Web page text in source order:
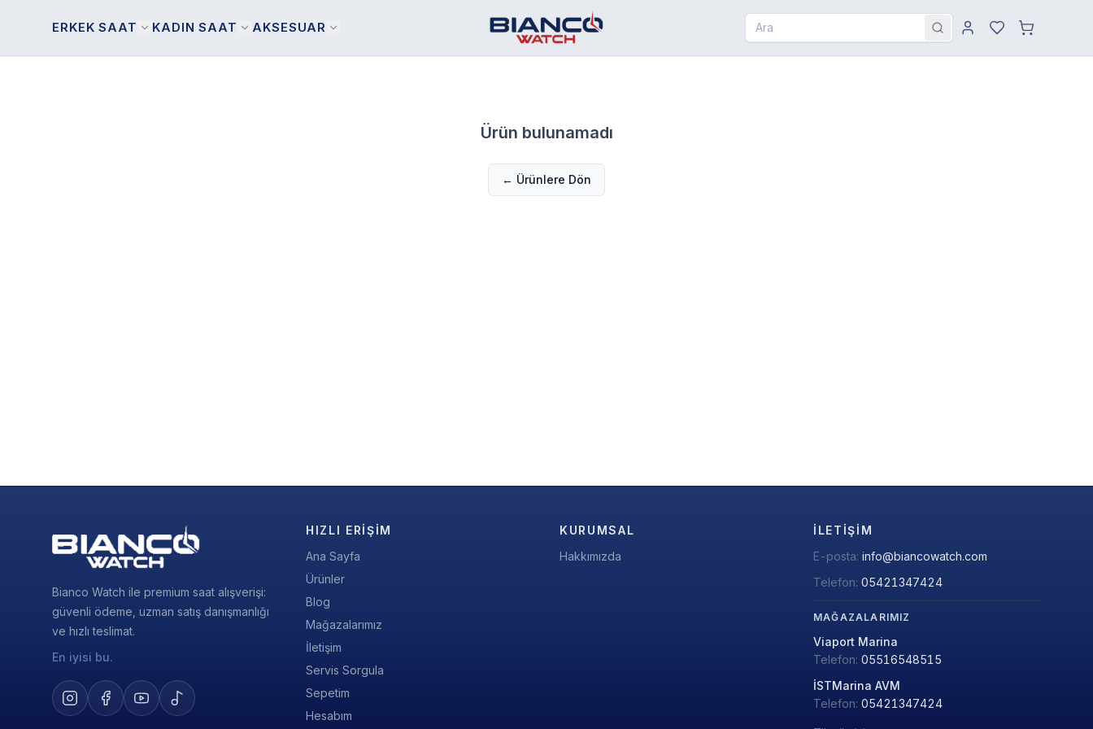
ERKEK SAAT KADIN SAAT AKSESUAR
Ürün bulunamadı
← Ürünlere Dön
Bianco Watch ile premium saat alışverişi:
güvenli ödeme, uzman satış danışmanlığı
ve hızlı teslimat.
En iyisi bu.
HIZLI ERIŞIM
Ana Sayfa
Ürünler
Blog
Mağazalarımız
İletişim
Servis Sorgula
Sepetim
Hesabım
KURUMSAL
Hakkımızda
İLETIŞIM
E-posta: info@biancowatch.com
Telefon: 05421347424
MAĞAZALARIMIZ
Viaport Marina
Telefon: 05516548515
İSTMarina AVM
Telefon: 05421347424